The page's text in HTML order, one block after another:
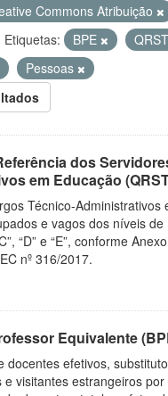
Commons Atribuição
Etiquetas: BPE
Pessoas
dos
em Educação
Técnico-Administrativos
e vagos dos níveis de
“D” e “E”, conforme
nº 316/2017.
Equivalente
docentes efetivos,
e visitantes estrangeiros